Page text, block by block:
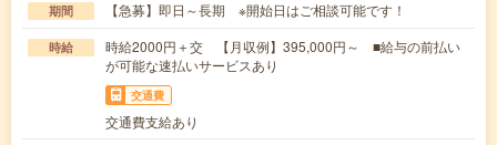
期間 【急募】即日～長期 ※開始日はご相談可能です！
時給
時給2000円＋交 【月収例】395,000円～ ■給与の前払い
が可能な速払いサービスあり
交通費
交通費支給あり